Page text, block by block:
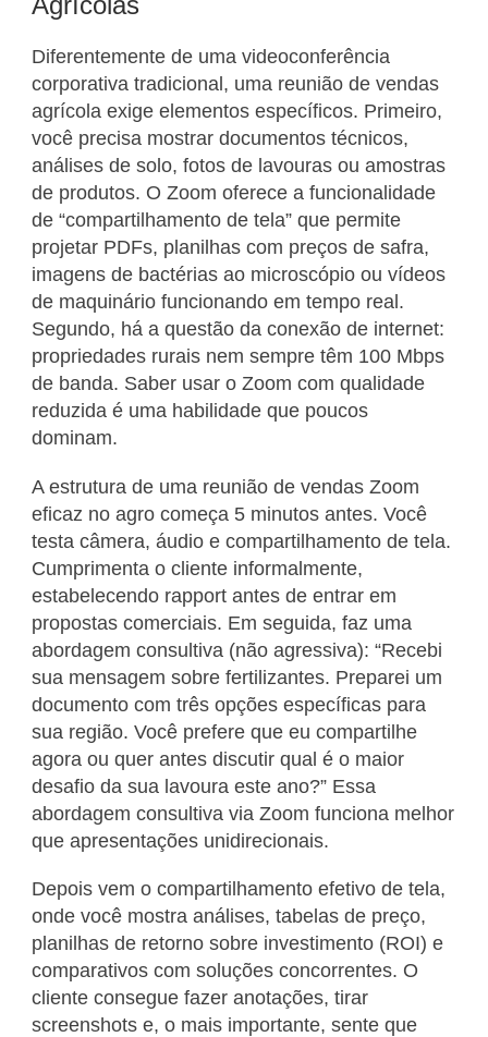
Diferentemente de uma videoconferência
corporativa tradicional, uma reunião de vendas
agrícola exige elementos específicos. Primeiro,
você precisa mostrar documentos técnicos,
análises de solo, fotos de lavouras ou amostras
de produtos. O Zoom oferece a funcionalidade
de “compartilhamento de tela” que permite
projetar PDFs, planilhas com preços de safra,
imagens de bactérias ao microscópio ou vídeos
de maquinário funcionando em tempo real.
Segundo, há a questão da conexão de internet:
propriedades rurais nem sempre têm 100 Mbps
de banda. Saber usar o Zoom com qualidade
reduzida é uma habilidade que poucos
dominam.
A estrutura de uma reunião de vendas Zoom
eficaz no agro começa 5 minutos antes. Você
testa câmera, áudio e compartilhamento de tela.
Cumprimenta o cliente informalmente,
estabelecendo rapport antes de entrar em
propostas comerciais. Em seguida, faz uma
abordagem consultiva (não agressiva): “Recebi
sua mensagem sobre fertilizantes. Preparei um
documento com três opções específicas para
sua região. Você prefere que eu compartilhe
agora ou quer antes discutir qual é o maior
desafio da sua lavoura este ano?” Essa
abordagem consultiva via Zoom funciona melhor
que apresentações unidirecionais.
Depois vem o compartilhamento efetivo de tela,
onde você mostra análises, tabelas de preço,
planilhas de retorno sobre investimento (ROI) e
comparativos com soluções concorrentes. O
cliente consegue fazer anotações, tirar
screenshots e, o mais importante, sente que